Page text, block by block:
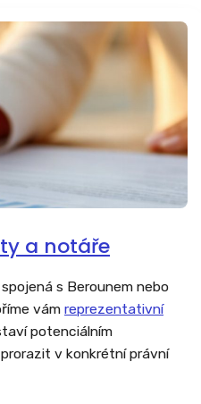
a notáře
spojená s Berounem nebo
vám reprezentativní
potenciálním
v konkrétní právní